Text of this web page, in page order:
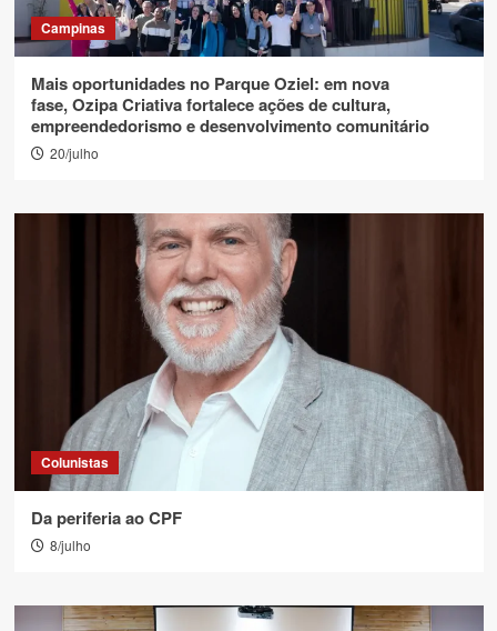
Campinas
Mais oportunidades no Parque Oziel: em nova
fase, Ozipa Criativa fortalece ações de cultura,
empreendedorismo e desenvolvimento comunitário
20/julho
Colunistas
Da periferia ao CPF
8/julho